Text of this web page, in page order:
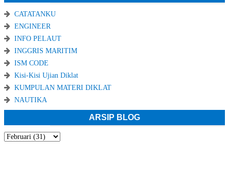
CATATANKU
ENGINEER
INFO PELAUT
INGGRIS MARITIM
ISM CODE
Kisi-Kisi Ujian Diklat
KUMPULAN MATERI DIKLAT
NAUTIKA
ARSIP BLOG